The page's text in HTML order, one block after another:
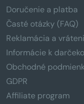
Doručenie a platba
Časté otázky (FAQ)
Reklamácia a
Informácie k
Obchodné
GDPR
Affiliate program